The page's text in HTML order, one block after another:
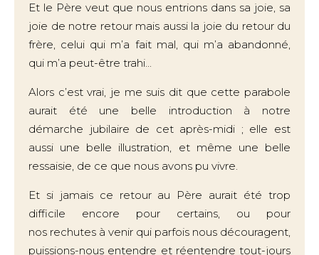
Et le Père veut que nous entrions dans sa joie, sa
joie de notre retour mais aussi la joie du retour du
frère, celui qui m’a fait mal, qui m’a abandonné,
qui m’a peut-être trahi...
Alors c’est vrai, je me suis dit que cette parabole
aurait été une belle introduction à notre
démarche jubilaire de cet après-midi ; elle est
aussi une belle illustration, et même une belle
ressaisie, de ce que nous avons pu vivre.
Et si jamais ce retour au Père aurait été trop
difficile encore pour certains, ou pour
nos rechutes à venir qui parfois nous découragent,
puissions-nous entendre et réentendre tout-jours